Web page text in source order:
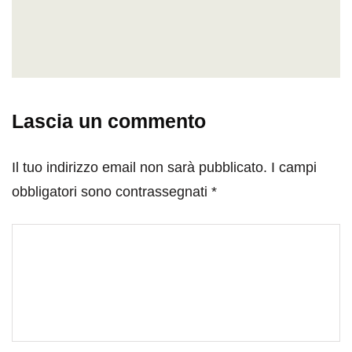
Lascia un commento
Il tuo indirizzo email non sarà pubblicato. I campi
obbligatori sono contrassegnati *